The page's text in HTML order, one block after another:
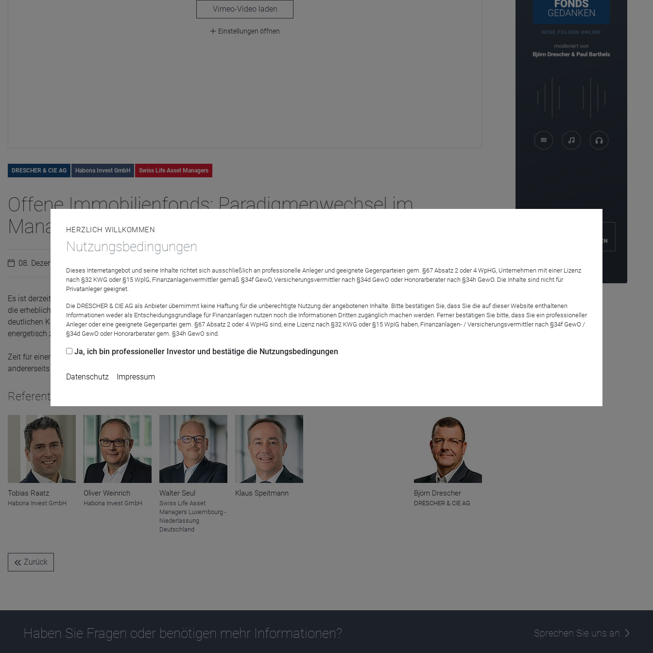
laden
Einstellungen öffnen
DRESCHER & CIE AG Habona Invest GmbH Swiss Life Asset Managers
Offene Immobilienfonds: Paradigmenwechsel im
Management?
08. Dezember 2022
Es ist derzeit viel zu tun für die Manager von
die erhebliche Inflation alte Gewohnheiten und Gewissheiten, auf der anderen Seite führen die drastisch gestiegenen Energiekosten zu
deutlichen Kostensteigerungen. Die zweite Miete wird zur ersten Miete. Das beschleunigt die Bemühungen, die bestehenden Gebäude
energetisch zu optimieren und das Einkaufsverhalten zu ändern.
Zeit für einen Erfahrungsaustausch aus verschiedenen Blickwinkeln: einerseits mit den Managern eines breit diversifizierten Fonds und
andererseits auf deutsche Nahversorgungsimmobilien spezialisierte Manager.
Referenten
Tobias Raatz
Habona Invest GmbH
Oliver Weinrich
Habona Invest GmbH
Walter Seul
Swiss Life Asset
Managers Luxembourg -
Niederlassung
Deutschland
Klaus Speitmann Björn Drescher
DRESCHER & CIE AG
Zurück
Haben Sie Fragen oder benötigen mehr Informationen? Sprechen Sie uns an
HERZLICH WILLKOMMEN
Nutzungsbedingungen
Dieses Internetangebot und seine Inhalte richtet sich ausschließlich an professionelle Anleger und geeignete Gegenparteien gem. §67 Absatz 2 oder 4 WpHG, Unternehmen mit einer Lizenz
nach §32 KWG oder §15 WplG, Finanzanlagenvermittler gemäß §34f GewO, Versicherungsvermittler nach §34d GewO oder Honorarberater nach §34h GewO. Die Inhalte sind nicht für
Privatanleger geeignet.
Die DRESCHER & CIE AG als Anbieter übernimmt keine Haftung für die unberechtigte Nutzung der angebotenen Inhalte. Bitte bestätigen Sie, dass Sie die auf dieser Website enthaltenen
Informationen weder als Entscheidungsgrundlage für Finanzanlagen nutzen noch die Informationen Dritten zugänglich machen werden. Ferner bestätigen Sie bitte, dass Sie ein professioneller
Anleger oder eine geeignete Gegenpartei gem. §67 Absatz 2 oder 4 WpHG sind, eine Lizenz nach §32 KWG oder §15 WpIG haben, Finanzanlagen- / Versicherungsvermittler nach §34f GewO /
§34d GewO oder Honorarberater gem. §34h GewO sind.
Ja, ich bin professioneller Investor und bestätige die Nutzungsbedingungen
Datenschutz Impressum
Anbieter
D&C
Ablauf